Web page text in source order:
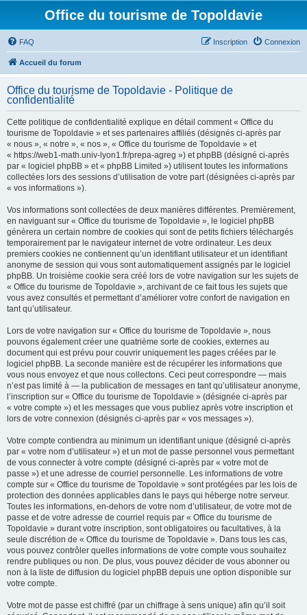
Office du tourisme de Topoldavie
FAQ Connexion
Inscription
Accueil du forum
Office du tourisme de Topoldavie - Politique de
confidentialité
Cette politique de confidentialité explique en détail comment « Office du
tourisme de Topoldavie » et ses partenaires affiliés (désignés ci-après par
« nous », « notre », « nos », « Office du tourisme de Topoldavie » et
« https://web1-math.univ-lyon1.fr/prepa-agreg ») et phpBB (désigné ci-après
par « logiciel phpBB » et « phpBB Limited ») utilisent toutes les informations
collectées lors des sessions d’utilisation de votre part (désignées ci-après par
« vos informations »).
Vos informations sont collectées de deux manières différentes. Premièrement,
en naviguant sur « Office du tourisme de Topoldavie », le logiciel phpBB
génèrera un certain nombre de cookies qui sont de petits fichiers téléchargés
temporairement par le navigateur internet de votre ordinateur. Les deux
premiers cookies ne contiennent qu’un identifiant utilisateur et un identifiant
anonyme de session qui vous sont automatiquement assignés par le logiciel
phpBB. Un troisième cookie sera créé lors de votre navigation sur les sujets de
« Office du tourisme de Topoldavie », archivant de ce fait tous les sujets que
vous avez consultés et permettant d’améliorer votre confort de navigation en
tant qu’utilisateur.
Lors de votre navigation sur « Office du tourisme de Topoldavie », nous
pouvons également créer une quatrième sorte de cookies, externes au
document qui est prévu pour couvrir uniquement les pages créées par le
logiciel phpBB. La seconde manière est de récupérer les informations que
vous nous envoyez et que nous collectons. Ceci peut correspondre — mais
n’est pas limité à — la publication de messages en tant qu’utilisateur anonyme,
l’inscription sur « Office du tourisme de Topoldavie » (désignée ci-après par
« votre compte ») et les messages que vous publiez après votre inscription et
lors de votre connexion (désignés ci-après par « vos messages »).
Votre compte contiendra au minimum un identifiant unique (désigné ci-après
par « votre nom d’utilisateur ») et un mot de passe personnel vous permettant
de vous connecter à votre compte (désigné ci-après par « votre mot de
passe ») et une adresse de courriel personnelle. Les informations de votre
compte sur « Office du tourisme de Topoldavie » sont protégées par les lois de
protection des données applicables dans le pays qui héberge notre serveur.
Toutes les informations, en-dehors de votre nom d’utilisateur, de votre mot de
passe et de votre adresse de courriel requis par « Office du tourisme de
Topoldavie » durant votre inscription, sont obligatoires ou facultatives, à la
seule discrétion de « Office du tourisme de Topoldavie ». Dans tous les cas,
vous pouvez contrôler quelles informations de votre compte vous souhaitez
rendre publiques ou non. De plus, vous pouvez décider de vous abonner ou
non à la liste de diffusion du logiciel phpBB depuis une option disponible sur
votre compte.
Votre mot de passe est chiffré (par un chiffrage à sens unique) afin qu’il soit